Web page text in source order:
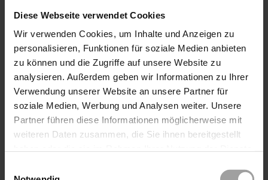
Diese Webseite verwendet Cookies
Wir verwenden Cookies, um Inhalte und Anzeigen zu
personalisieren, Funktionen für soziale Medien anbieten
zu können und die Zugriffe auf unsere Website zu
analysieren. Außerdem geben wir Informationen zu Ihrer
Verwendung unserer Website an unsere Partner für
soziale Medien, Werbung und Analysen weiter. Unsere
Partner führen diese Informationen möglicherweise mit
weiteren Daten zusammen, die Sie ihnen bereitgestellt